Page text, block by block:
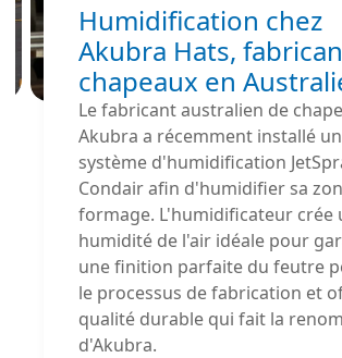
Humidification chez
Akubra Hats,
chapeaux en
Le fabricant australien de
Akubra a récemment installé un
système d'humidification
Condair afin d'humidifier sa
formage. L'humidificateur crée
humidité de l'air idéale pour
une finition parfaite du feutre
le processus de fabrication et
qualité durable qui fait la
d'Akubra.